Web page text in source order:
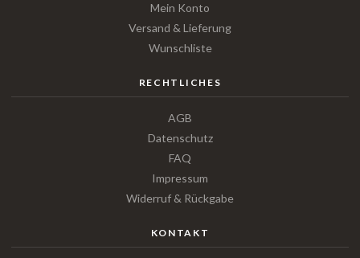
Mein Konto
Versand & Lieferung
Wunschliste
RECHTLICHES
AGB
Datenschutz
FAQ
Impressum
Widerruf & Rückgabe
KONTAKT